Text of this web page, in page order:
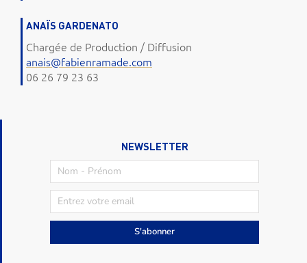
ANAÏS GARDENATO
Chargée de Production / Diffusion
anais@fabienramade.com
06 26 79 23 63
NEWSLETTER
S'abonner